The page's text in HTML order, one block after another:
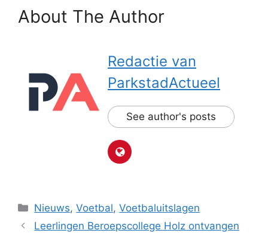
About The Author
Redactie van
ParkstadActueel
See author's posts
Categorieën
Nieuws,Voetbal,Voetbaluitslagen
Leerlingen Beroepscollege Holz ontvangen